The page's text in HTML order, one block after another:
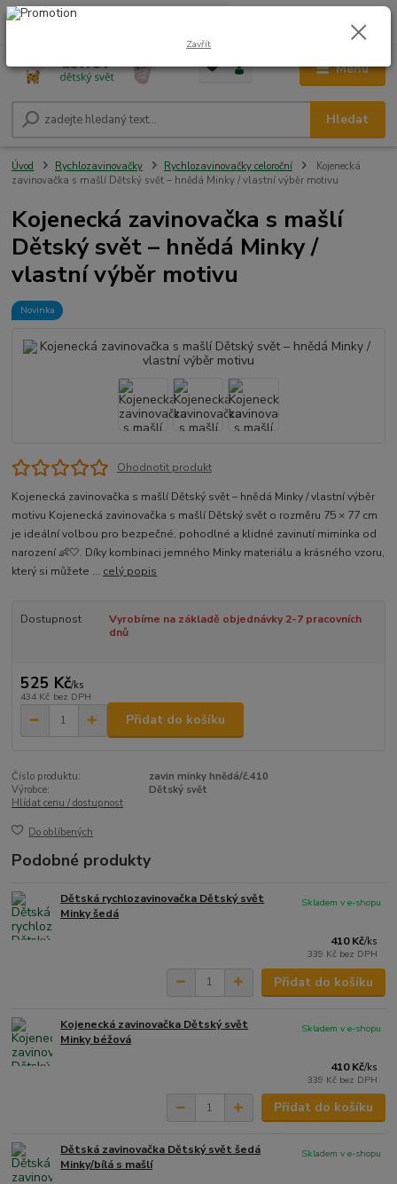
Menu
Hledat
+420 604 278 943 0,00 Kč
Úvod Rychlozavinovačky Rychlozavinovačky celoroční
Kojenecká
zavinovačka s mašlí Dětský svět – hnědá Minky / vlastní výběr motivu
Kojenecká zavinovačka s mašlí
Dětský svět – hnědá Minky /
vlastní výběr motivu
Novinka
Ohodnotit produkt
Kojenecká zavinovačka s mašlí Dětský svět – hnědá Minky / vlastní výběr
motivu Kojenecká zavinovačka s mašlí Dětský svět o rozměru 75 × 77 cm
je ideální volbou pro bezpečné, pohodlné a klidné zavinutí miminka od
narození 👶🤍. Díky kombinaci jemného Minky materiálu a krásného vzoru,
který si můžete ... celý popis
Dostupnost
Vyrobíme na základě objednávky 2-7 pracovních
dnů
525 Kč/ks
434 Kč bez DPH
Přidat do košíku
Číslo produktu:
zavin minky hnědá/č.410
Výrobce:
Dětský svět
Hlídat cenu / dostupnost
Do oblíbených
Podobné produkty
Dětská rychlozavinovačka Dětský svět
Minky šedá
410 Kč/ks
339 Kč bez DPH
Skladem v e-shopu
Přidat do košíku
Kojenecká zavinovačka Dětský svět
Minky béžová
410 Kč/ks
339 Kč bez DPH
Skladem v e-shopu
Přidat do košíku
Dětská zavinovačka Dětský svět šedá
Minky/bílá s mašlí
Skladem v e-shopu
Zavřít